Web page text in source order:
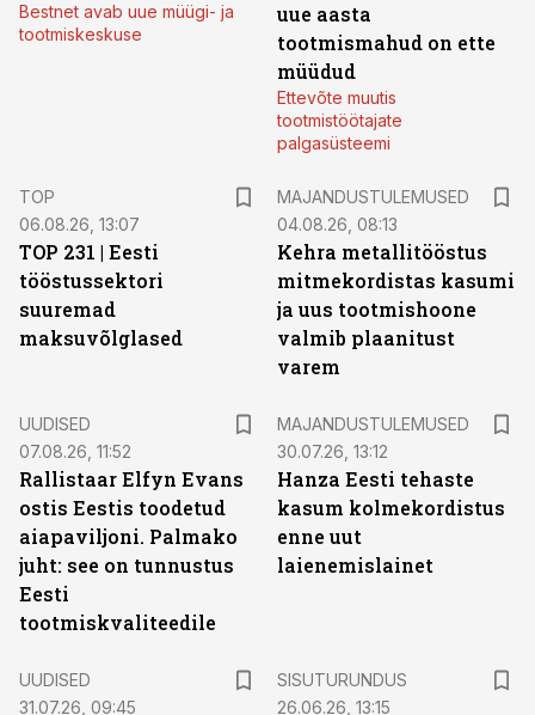
Bestnet avab uue müügi- ja
tootmiskeskuse
uue aasta
tootmismahud on ette
müüdud
Ettevõte muutis
tootmistöötajate
palgasüsteemi
TOP
06.08.26, 13:07
TOP 231 | Eesti
tööstussektori
suuremad
maksuvõlglased
MAJANDUSTULEMUSED
04.08.26, 08:13
Kehra metallitööstus
mitmekordistas kasumi
ja uus tootmishoone
valmib plaanitust
varem
UUDISED
07.08.26, 11:52
Rallistaar Elfyn Evans
ostis Eestis toodetud
aiapaviljoni. Palmako
juht: see on tunnustus
Eesti
tootmiskvaliteedile
MAJANDUSTULEMUSED
30.07.26, 13:12
Hanza Eesti tehaste
kasum kolmekordistus
enne uut
laienemislainet
UUDISED
31.07.26, 09:45
SISUTURUNDUS
26.06.26, 13:15